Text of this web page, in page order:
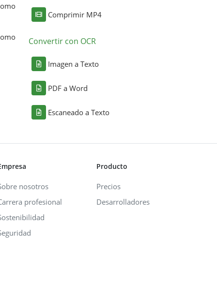
Comprimir MP4
Convertir con OCR
Imagen a Texto
PDF a Word
Escaneado a Texto
nosotros
profesional
Producto
Precios
Desarrolladores